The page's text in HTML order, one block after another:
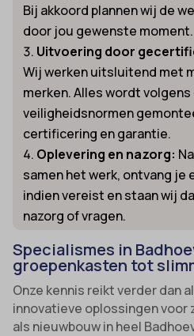
Bij akkoord plannen wij de
door jou gewenste moment.
Uitvoering door
Wij werken uitsluitend met
merken. Alles wordt
veiligheidsnormen
certificering en garantie.
Oplevering en nazorg:
samen het werk, ontvang je
indien vereist en staan wij
nazorg of vragen.
Specialismes in
groepenkasten tot
Onze kennis reikt verder dan
innovatieve oplossingen voor
als nieuwbouw in heel